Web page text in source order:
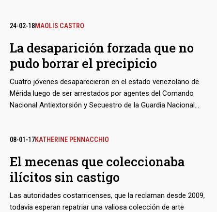
barrio improvisado en una comisaría en La Yaguara, donde
hombres y una mujer de nacionalidad colombiana, los
supuestos “mercenarios” que además de no haber sido
acusados formalmente de algún delito cuentan con una
orden de liberarlos emitida en noviembre del año pasado. De
nada ha servido que Colombia pida por ellos, la “revolución”
no está dispuesta a reconocer que se equivocó.
24-02-18MAOLIS CASTRO
La desaparición forzada que no
pudo borrar el precipicio
Cuatro jóvenes desaparecieron en el estado venezolano de
Mérida luego de ser arrestados por agentes del Comando
Nacional Antiextorsión y Secuestro de la Guardia Nacional
su paradero y sus familias no han podido hallarlos,
en Venezuela y que podría engrosar el expediente de la
“revolución bolivariana” ante la Corte Internacional de La
08-01-17KATHERINE PENNACCHIO
El mecenas que coleccionaba
ilícitos sin castigo
Las autoridades costarricenses, que la reclaman desde 2009,
todavía esperan repatriar una valiosa colección de arte